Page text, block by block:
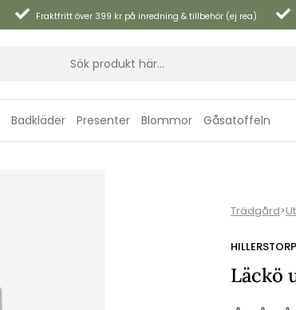
Fraktfritt över 399 kr på inredning & tillbehör (ej rea)
Badkläder Presenter Blommor Gåsatoffeln
Trädgård>
HILLERSTORP
Läckö